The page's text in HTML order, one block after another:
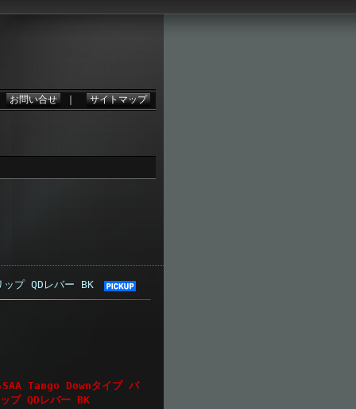
お問い合せ サイトマップ
ップ QDレバー BK
Tango Downタイプ バ
プ QDレバー BK